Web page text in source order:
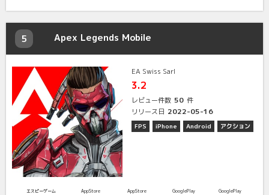
5 Apex Legends Mobile
EA Swiss Sarl
3.2
レビュー件数 50 件
リリース日 2022-05-16
FPS iPhone Android アクション
エスピーゲーム AppStore AppStore GooglePlay GooglePlay